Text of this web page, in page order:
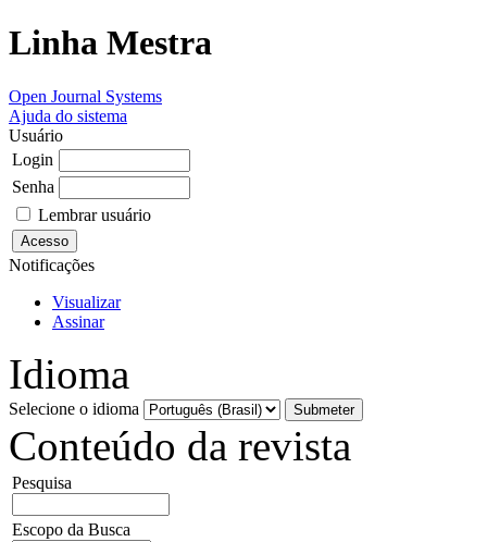
Linha Mestra
Open Journal Systems
Ajuda do sistema
Usuário
Login
Senha
Lembrar usuário
Notificações
Visualizar
Assinar
Idioma
Selecione o idioma
Conteúdo da revista
Pesquisa
Escopo da Busca